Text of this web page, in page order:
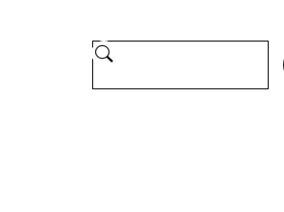
SITE.CERCA.LABEL [IT-IT]